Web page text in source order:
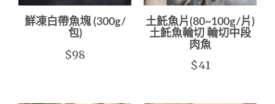
鮮凍白帶魚塊 (300g/
包)
$98
土魠魚片(80~100g/片)
土魠魚輪切 輪切中段
肉魚
$41